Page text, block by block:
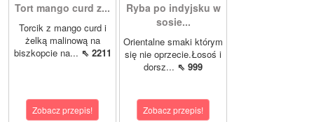
Tort mango curd z...
Torcik z mango curd i
żelką malinową na
biszkopcie na... ⇖ 2211
Zobacz przepis!
Ryba po indyjsku w
sosie...
Orientalne smaki którym
się nie oprzecie.Łosoś i
dorsz... ⇖ 999
Zobacz przepis!